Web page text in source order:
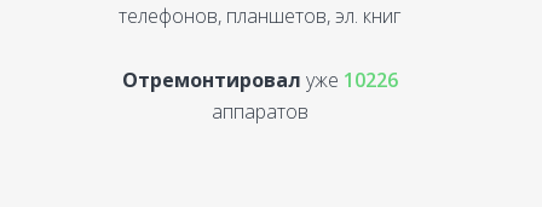
телефонов, планшетов, эл. книг
Отремонтировал уже 10226
аппаратов